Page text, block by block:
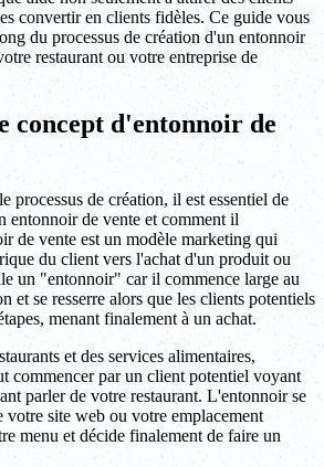
convertir en clients fidèles. Ce guide vous
du processus de création d'un entonnoir
restaurant ou votre entreprise de
concept d'entonnoir de
processus de création, il est essentiel de
entonnoir de vente et comment il
de vente est un modèle marketing qui
du client vers l'achat d'un produit ou
un "entonnoir" car il commence large au
et se resserre alors que les clients potentiels
menant finalement à un achat.
et des services alimentaires,
commencer par un client potentiel voyant
parler de votre restaurant. L'entonnoir se
votre site web ou votre emplacement
menu et décide finalement de faire un